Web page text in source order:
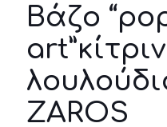
Βάζο
ZAROS